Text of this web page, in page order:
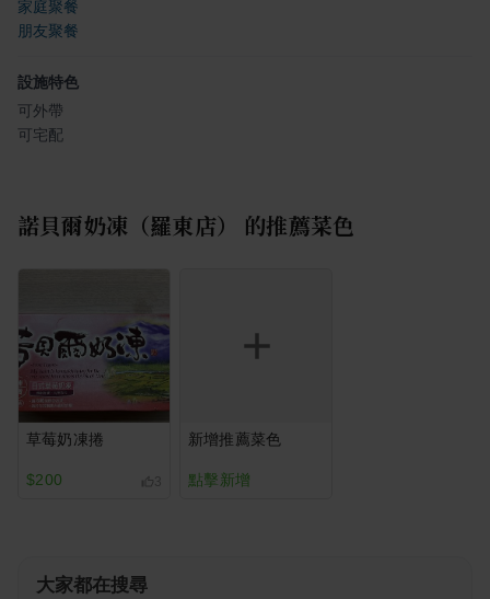
家庭聚餐
朋友聚餐
設施特色
可外帶
可宅配
諾貝爾奶凍（羅東店） 的推薦菜色
草莓奶凍捲
$200 3
新增推薦菜色
點擊新增
大家都在搜尋